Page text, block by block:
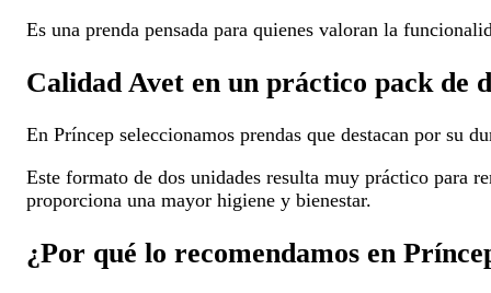
Es una prenda pensada para quienes valoran la
Calidad Avet en un práctico pack de
En Príncep seleccionamos prendas que destacan por su
Este formato de dos unidades resulta muy práctico para
proporciona una mayor higiene y bienestar.
¿Por qué lo recomendamos en